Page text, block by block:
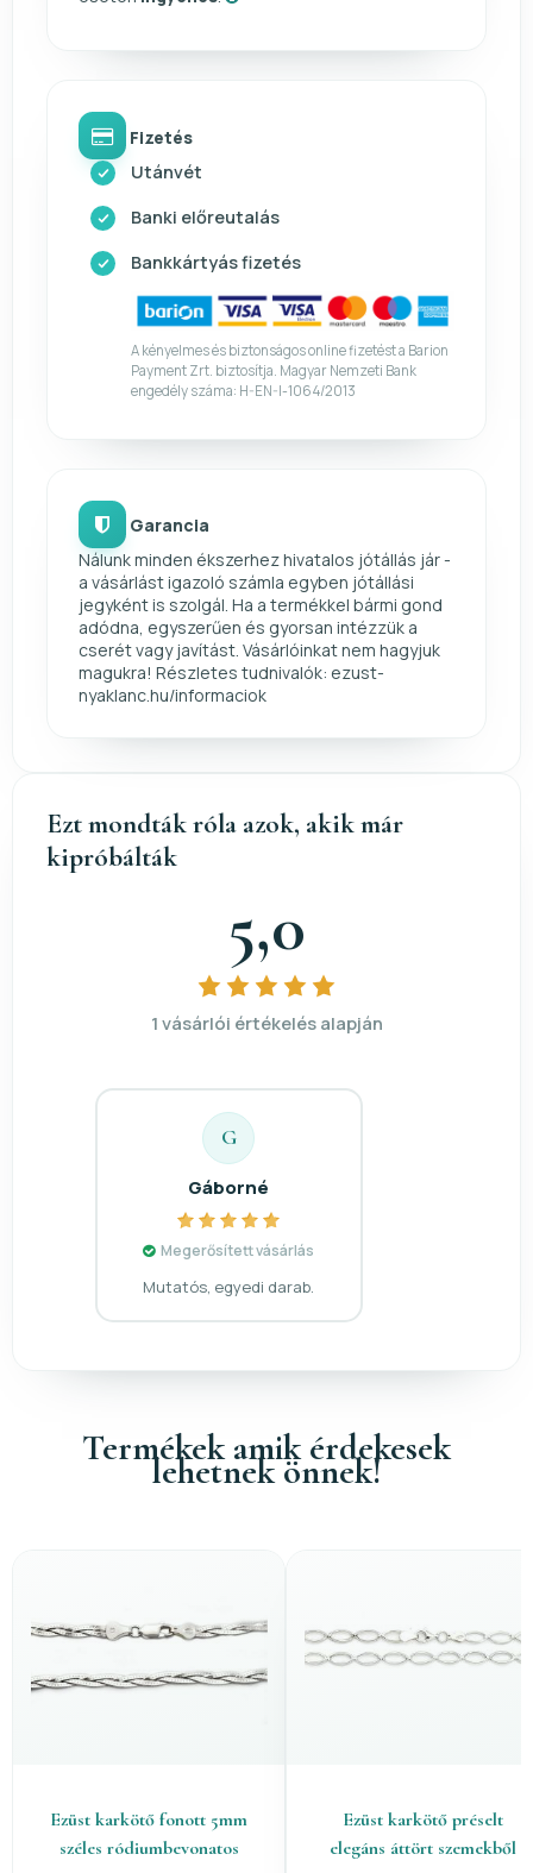
Fizetés
Utánvét
Banki előreutalás
Bankkártyás fizetés
A kényelmes és biztonságos online fizetést a Barion
Payment Zrt. biztosítja. Magyar Nemzeti Bank
engedély száma: H-EN-I-1064/2013
Garancia
Nálunk minden ékszerhez hivatalos jótállás jár -
a vásárlást igazoló számla egyben jótállási
jegyként is szolgál. Ha a termékkel bármi gond
adódna, egyszerűen és gyorsan intézzük a
cserét vagy javítást. Vásárlóinkat nem hagyjuk
magukra! Részletes tudnivalók: ezust-
nyaklanc.hu/informaciok
Ezt mondták róla azok, akik már
kipróbálták
5,0
1 vásárlói értékelés alapján
G
Gáborné
Megerősített vásárlás
Mutatós, egyedi darab.
Termékek amik érdekesek
lehetnek önnek!
Ezüst karkötő fonott 5mm
széles ródiumbevonatos
Ezüst karkötő préselt
elegáns áttört szemekből